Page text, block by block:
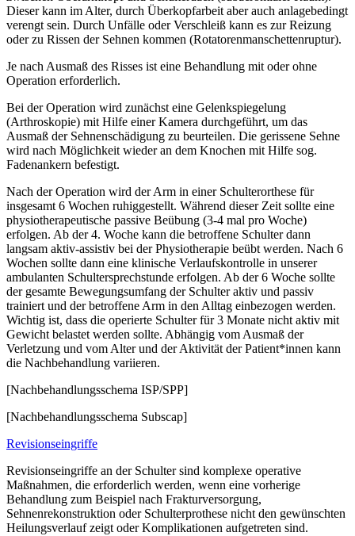
Dieser kann im Alter, durch Überkopfarbeit aber auch anlagebedingt
verengt sein. Durch Unfälle oder Verschleiß kann es zur Reizung
oder zu Rissen der Sehnen kommen (Rotatorenmanschettenruptur).
Je nach Ausmaß des Risses ist eine Behandlung mit oder ohne
Operation erforderlich.
Bei der Operation wird zunächst eine Gelenkspiegelung
(Arthroskopie) mit Hilfe einer Kamera durchgeführt, um das
Ausmaß der Sehnenschädigung zu beurteilen. Die gerissene Sehne
wird nach Möglichkeit wieder an dem Knochen mit Hilfe sog.
Fadenankern befestigt.
Nach der Operation wird der Arm in einer Schulterorthese für
insgesamt 6 Wochen ruhiggestellt. Während dieser Zeit sollte eine
physiotherapeutische passive Beübung (3-4 mal pro Woche)
erfolgen. Ab der 4. Woche kann die betroffene Schulter dann
langsam aktiv-assistiv bei der Physiotherapie beübt werden. Nach 6
Wochen sollte dann eine klinische Verlaufskontrolle in unserer
ambulanten Schultersprechstunde erfolgen. Ab der 6 Woche sollte
der gesamte Bewegungsumfang der Schulter aktiv und passiv
trainiert und der betroffene Arm in den Alltag einbezogen werden.
Wichtig ist, dass die operierte Schulter für 3 Monate nicht aktiv mit
Gewicht belastet werden sollte. Abhängig vom Ausmaß der
Verletzung und vom Alter und der Aktivität der Patient*innen kann
die Nachbehandlung variieren.
[Nachbehandlungsschema ISP/SPP]
[Nachbehandlungsschema Subscap]
Revisionseingriffe
Revisionseingriffe an der Schulter sind komplexe operative
Maßnahmen, die erforderlich werden, wenn eine vorherige
Behandlung zum Beispiel nach Frakturversorgung,
Sehnenrekonstruktion oder Schulterprothese nicht den gewünschten
Heilungsverlauf zeigt oder Komplikationen aufgetreten sind.